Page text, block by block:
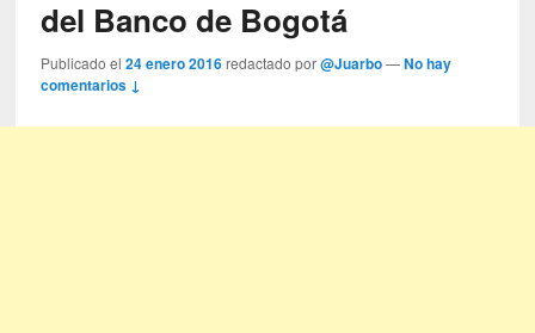
del Banco de Bogotá
Publicado el24 enero 2016 redactado por@Juarbo —No hay
comentarios ↓